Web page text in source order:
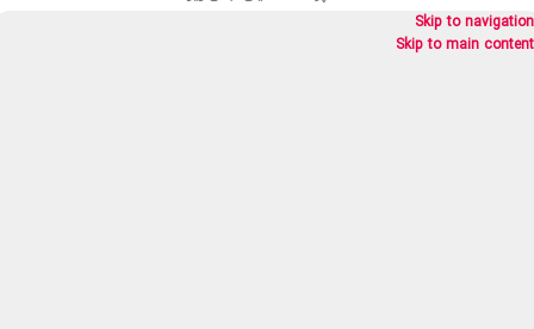
Skip to navigation
Skip to main content